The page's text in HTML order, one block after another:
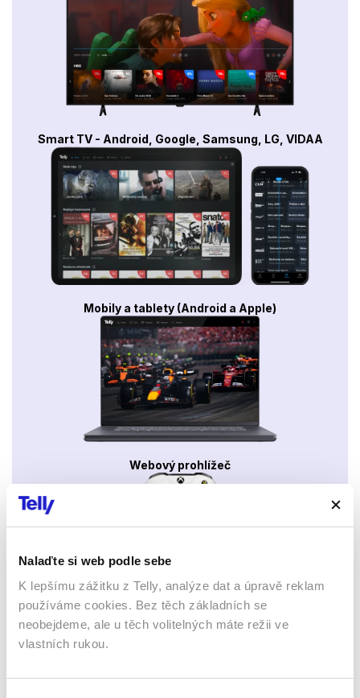
Nalaďte si web podle sebe
K lepšímu zážitku z Telly, analýze dat a úpravě reklam
používáme cookies. Bez těch základních se
neobejdeme, ale u těch volitelných máte režii ve
vlastních rukou.
Smart TV - Android, Google, Samsung, LG, VIDAA
Mobily a tablety (Android a Apple)
Webový prohlížeč
Xbox app